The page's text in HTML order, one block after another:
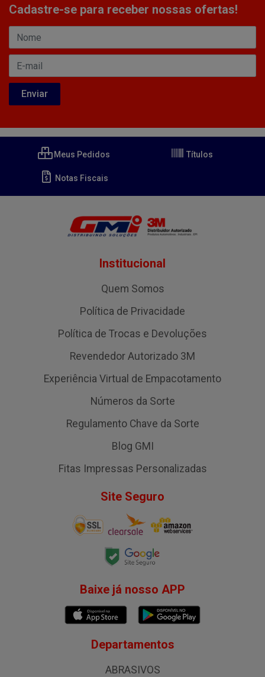
Cadastre-se para receber nossas ofertas!
Meus Pedidos Títulos
Notas Fiscais
Institucional
Quem Somos
Política de Privacidade
Política de Trocas e Devoluções
Revendedor Autorizado 3M
Experiência Virtual de Empacotamento
Números da Sorte
Regulamento Chave da Sorte
Blog GMI
Fitas Impressas Personalizadas
Site Seguro
Baixe já nosso APP
Departamentos
ABRASIVOS